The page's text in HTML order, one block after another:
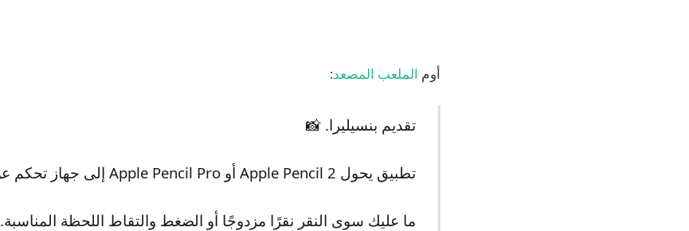
أوم الملعب المصعد:
تقديم بنسيليرا. 📸
تطبيق يحول Apple Pencil 2 أو Apple Pencil Pro إلى جهاز تحكم عن بعد للكاميرا.
ما عليك سوى النقر نقرًا مزدوجًا أو الضغط والتقاط اللحظة المناسبة.